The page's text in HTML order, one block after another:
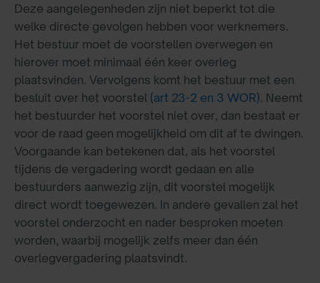
Deze aangelegenheden zijn niet beperkt tot die
welke directe gevolgen hebben voor werknemers.
Het bestuur moet de voorstellen overwegen en
hierover moet minimaal één keer overleg
plaatsvinden. Vervolgens komt het bestuur met een
besluit over het voorstel (art 23-2 en 3 WOR). Neemt
het bestuurder het voorstel niet over, dan bestaat er
voor de raad geen mogelijkheid om dit af te dwingen.
Voorgaande kan betekenen dat, als het voorstel
tijdens de vergadering wordt gedaan en alle
bestuurders aanwezig zijn, dit voorstel mogelijk
direct wordt toegewezen. In andere gevallen zal het
voorstel onderzocht en nader besproken moeten
worden, waarbij mogelijk zelfs meer dan één
overlegvergadering plaatsvindt.